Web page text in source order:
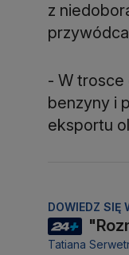
z
- W trosce
benzyny i
eksportu
DOWIEDZ SIĘ
Tatiana